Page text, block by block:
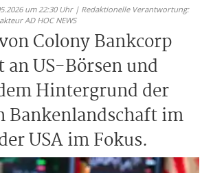
um 22:30 Uhr | Redaktionelle Verantwortung:
AD HOC NEWS
Colony Bankcorp
US-Börsen und
Hintergrund der
Bankenlandschaft im
USA im Fokus.